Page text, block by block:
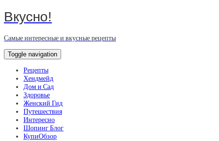
Вкусно!
Самые интересные и вкусные рецепты
Toggle navigation
Рецепты
Хендмейд
Дом и Сад
Здоровье
Женский Гид
Путешествия
Интересно
Шопинг Блог
КупиОбзор